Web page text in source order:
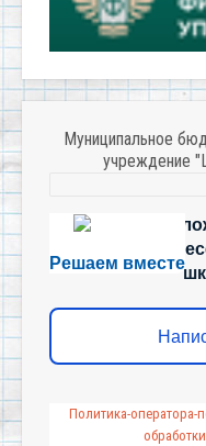
Муниципальное
учреждение
Решаем вместе
Есть
учебного
Политика-